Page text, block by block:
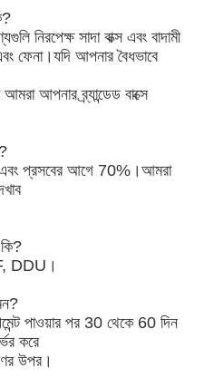
নিরপেক্ষ সাদা বাক্স এবং বাদামী
ফেনা।যদি আপনার বৈধভাবে
আপনার ব্র্যান্ডেড বাক্সে
এবং প্রসবের আগে 70%।আমরা
DDU।
পাওয়ার পর 30 থেকে 60 দিন
করে
উপর।